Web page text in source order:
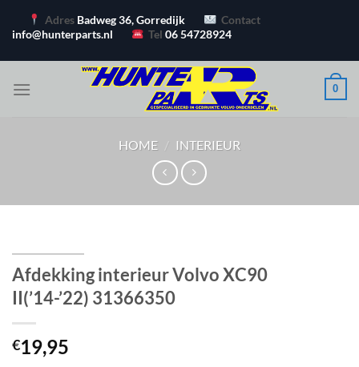
naar
Adres Badweg 36, Gorredijk
Contact
info@hunterparts.nl
Tel06 54728924
0
HOME / INTERIEUR
Afdekking interieur Volvo XC90
II(’14-’22) 31366350
€19,95